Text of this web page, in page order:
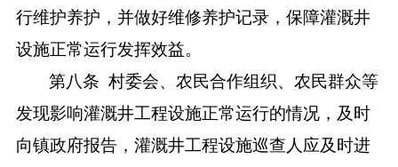
行维护养护，并做好维修养护记录，保障灌溉井
设施正常运行发挥效益。
第八条 村委会、农民合作组织、农民群众等
发现影响灌溉井工程设施正常运行的情况，及时
向镇政府报告，灌溉井工程设施巡查人应及时进